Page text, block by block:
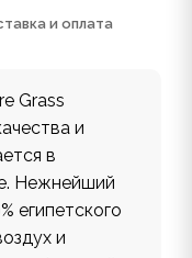
и оплата
Grass
и
в
Нежнейший
египетского
и